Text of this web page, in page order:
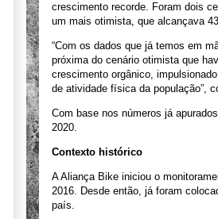
crescimento recorde. Foram dois
um mais otimista, que alcançava
“Com os dados que já temos em
próxima do cenário otimista que
crescimento orgânico,
de atividade física da população”,
Com base nos números já
2020.
Contexto histórico
A Aliança Bike iniciou o
2016. Desde então, já foram
país.